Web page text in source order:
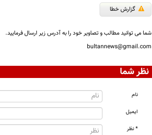
گزارش خطا
شما می توانید مطالب و تصاویر خود را به آدرس زیر ارسال فرمایید.
bultannews@gmail.com
نظر شما
نام
ایمیل
* نظر